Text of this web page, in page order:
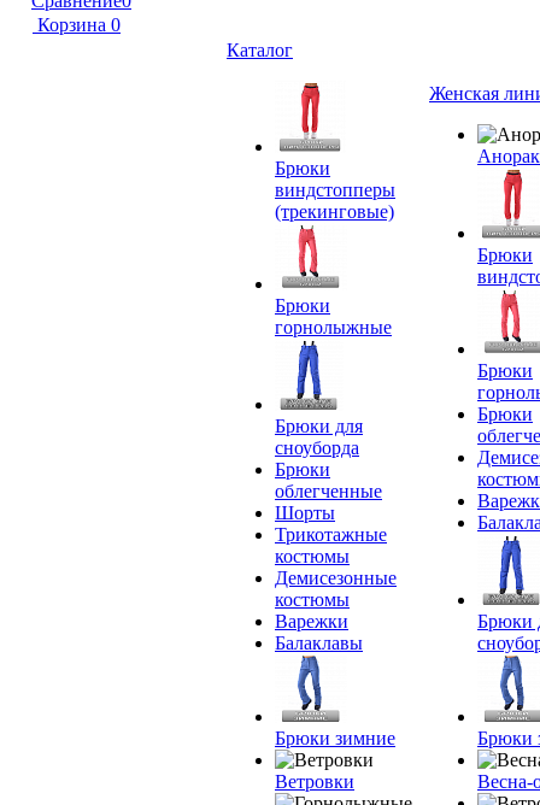
Корзина 0
Каталог
Брюки
виндстопперы
(трекинговые)
Брюки
горнолыжные
Брюки для
сноуборда
Брюки
облегченные
Шорты
Трикотажные
костюмы
Демисезонные
костюмы
Варежки
Балаклавы
Брюки зимние
Ветровки
Женская
Брюки
Брюки
Брюки
Брюки
Брюки
Весна-